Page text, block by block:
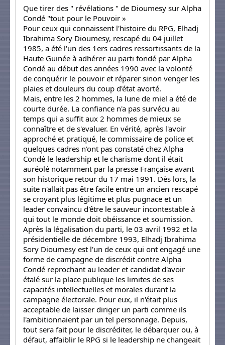
Que tirer des " révélations " de Dioumesy sur Alpha
Condé "tout pour le Pouvoir »
Pour ceux qui connaissent l'histoire du RPG, Elhadj
Ibrahima Sory Dioumesy, rescapé du 04 juillet
1985, a été l'un des 1ers cadres ressortissants de la
Haute Guinée à adhérer au parti fondé par Alpha
Condé au début des années 1990 avec la volonté
de conquérir le pouvoir et réparer sinon venger les
plaies et douleurs du coup d'état avorté.
Mais, entre les 2 hommes, la lune de miel a été de
courte durée. La confiance n'a pas survécu au
temps qui a suffit aux 2 hommes de mieux se
connaître et de s'evaluer. En vérité, après l'avoir
approché et pratiqué, le commissaire de police et
quelques cadres n'ont pas constaté chez Alpha
Condé le leadership et le charisme dont il était
auréolé notamment par la presse Française avant
son historique retour du 17 mai 1991. Dès lors, la
suite n'allait pas être facile entre un ancien rescapé
se croyant plus légitime et plus pugnace et un
leader convaincu d'être le sauveur incontestable à
qui tout le monde doit obéissance et soumission.
Après la légalisation du parti, le 03 avril 1992 et la
présidentielle de décembre 1993, Elhadj Ibrahima
Sory Dioumesy est l'un de ceux qui ont engagé une
forme de campagne de discrédit contre Alpha
Condé reprochant au leader et candidat d'avoir
étalé sur la place publique les limites de ses
capacités intellectuelles et morales durant la
campagne électorale. Pour eux, il n'était plus
acceptable de laisser diriger un parti comme ils
l'ambitionnaient par un tel personnage. Depuis,
tout sera fait pour le discréditer, le débarquer ou, à
défaut, affaiblir le RPG si le leadership ne changeait